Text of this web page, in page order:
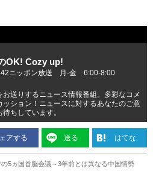
OK! Cozy up!
ニッポン放送 月-金 6:00-8:00
送りするニュース情報番組。多彩なコメ
ション！ニュースに対するあなたのご意
ちしています。
アする 送る はてな
5ヵ国首脳会議～3年前とは異なる中国情勢